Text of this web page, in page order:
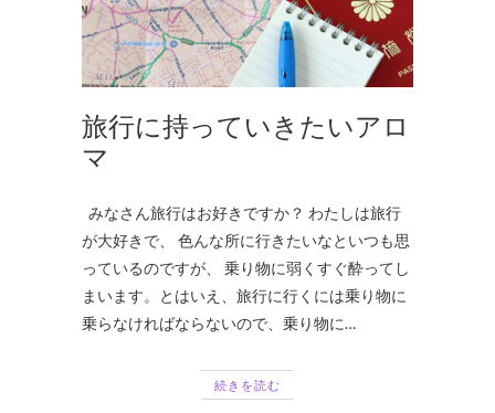
旅行に持っていきたいアロ
マ
みなさん旅行はお好きですか？ わたしは旅行
が大好きで、 色んな所に行きたいなといつも思
っているのですが、 乗り物に弱くすぐ酔ってし
まいます。とはいえ、旅行に行くには乗り物に
乗らなければならないので、乗り物に…
続きを読む